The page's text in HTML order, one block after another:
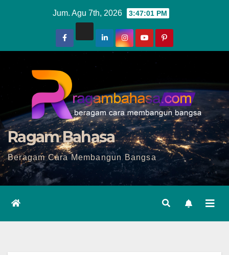
Jum. Agu 7th, 2026 3:47:02 PM
Ragam Bahasa
Beragam Cara Membangun Bangsa